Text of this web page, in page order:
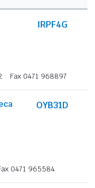
IRPF4G
Fax 0471 968897
OYB31D
0471 965584